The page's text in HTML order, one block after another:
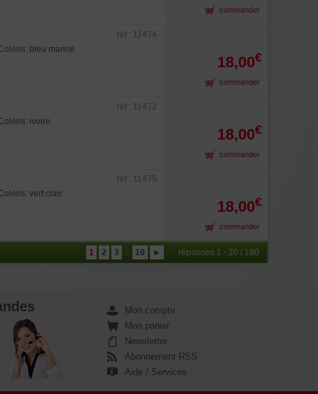
commander
ref : 11474
bleu marine.
18,00€
commander
ref : 11472
ivoire.
18,00€
commander
ref : 11475
vert clair.
18,00€
commander
1 2 3 ... 10 ► réponses 1 - 20 / 190
Mon compte
Mon panier
Newsletter
Abonnement RSS
Aide / Services